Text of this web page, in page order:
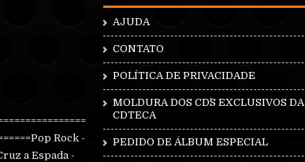
Rock -
a Espada -
AJUDA
CONTATO
POLÍTICA DE PRIVACIDADE
MOLDURA DOS CD`S EXCLUSIVOS DA
CDTECA
PEDIDO DE ÁLBUM ESPECIAL